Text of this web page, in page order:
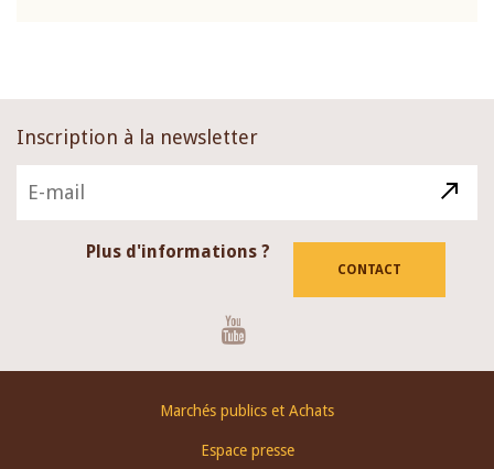
Inscription à la newsletter
Plus d'informations ?
CONTACT
Marchés publics et Achats
Espace presse